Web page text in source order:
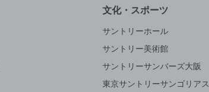
文化・スポーツ
サントリーホール
サントリー美術館
サントリーサンバーズ大阪
東京サントリーサンゴリアス